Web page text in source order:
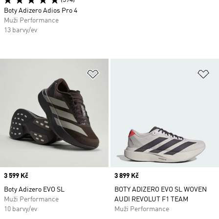
Price
3 599 Kč
Boty Adizero EVO SL
Muži Performance
10 barvy/ev
Price
3 899 Kč
BOTY ADIZERO EVO SL WOVEN
AUDI REVOLUT F1 TEAM
Muži Performance
Boty Adizero Adios Pro 4
Muži Performance
13 barvy/ev